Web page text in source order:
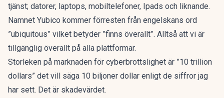
tjänst; datorer, laptops, mobiltelefoner, Ipads och liknande.
Namnet Yubico kommer förresten från engelskans ord
”ubiquitous” vilket betyder ”finns överallt”. Alltså att vi är
tillgänglig överallt på alla plattformar.
Storleken på marknaden för cyberbrottslighet är ”10 trillion
dollars” det vill säga 10 biljoner dollar enligt de siffror jag
har sett. Det är skadevärdet.